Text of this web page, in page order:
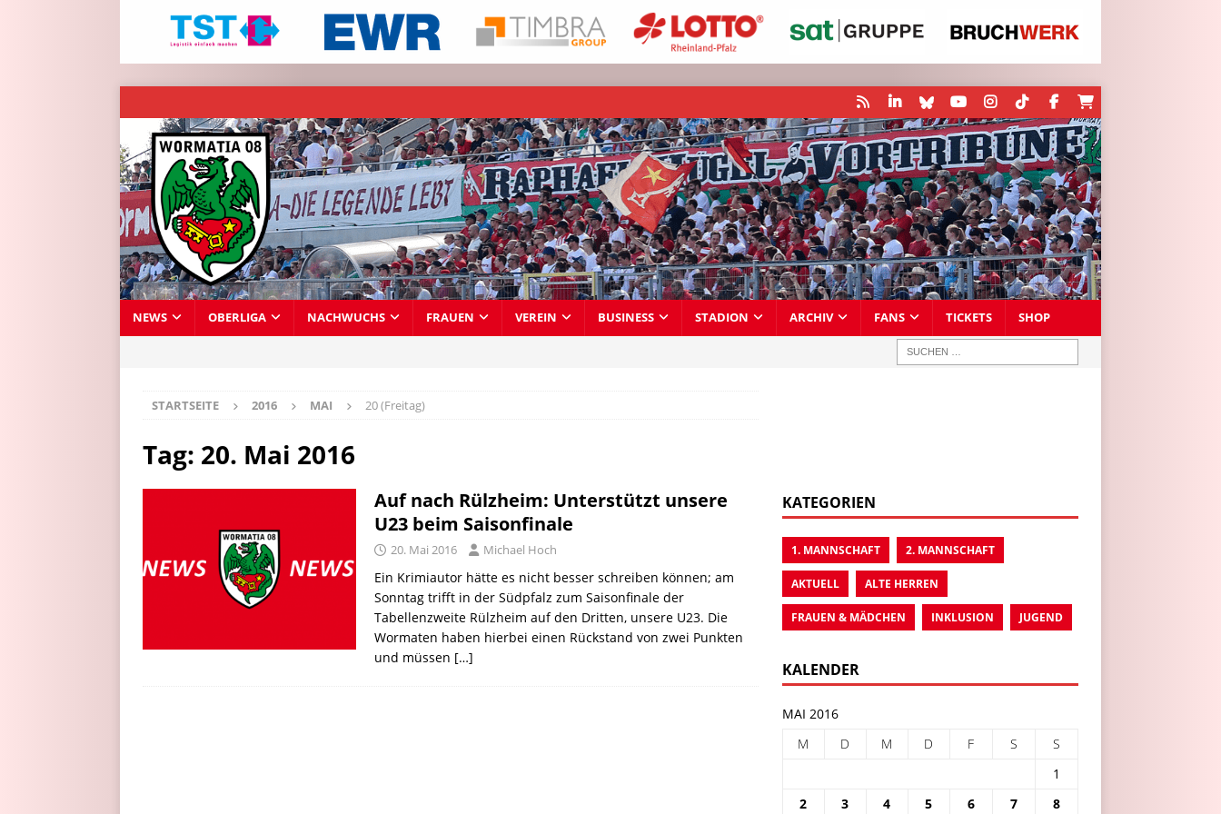
NEWS OBERLIGA NACHWUCHS FRAUEN VEREIN BUSINESS STADION ARCHIV FANS TICKETS SHOP
STARTSEITE 2016 MAI 20 (Freitag)
Tag: 20. Mai 2016
Auf nach Rülzheim: Unterstützt unsere
U23 beim Saisonfinale
20. Mai 2016 Michael Hoch
Ein Krimiautor hätte es nicht besser schreiben können; am
Sonntag trifft in der Südpfalz zum Saisonfinale der
Tabellenzweite Rülzheim auf den Dritten, unsere U23. Die
Wormaten haben hierbei einen Rückstand von zwei Punkten
und müssen […]
KATEGORIEN
1. MANNSCHAFT 2. MANNSCHAFT
AKTUELL ALTE HERREN
FRAUEN & MÄDCHEN INKLUSION JUGEND
KALENDER
MAI 2016
M
D M D F S
S
1
2
3 4 5 6 7 8